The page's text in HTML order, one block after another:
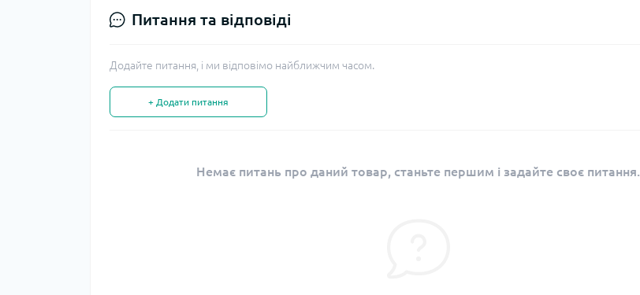
Питання та відповіді
Додайте питання, і ми відповімо найближчим часом.
+ Додати питання
Немає питань про даний товар, станьте першим і задайте своє питання.